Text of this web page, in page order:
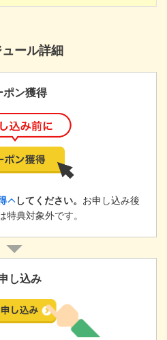
ール詳細
ポン獲得
してください。 お申し込み後
特典対象外です。
し込み